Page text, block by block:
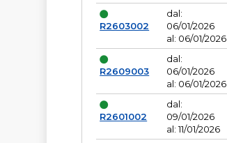
R2603002
dal:
06/01/2026
al: 06/01/2026
R2609003
dal:
06/01/2026
al: 06/01/2026
R2601002
dal:
09/01/2026
al: 11/01/2026